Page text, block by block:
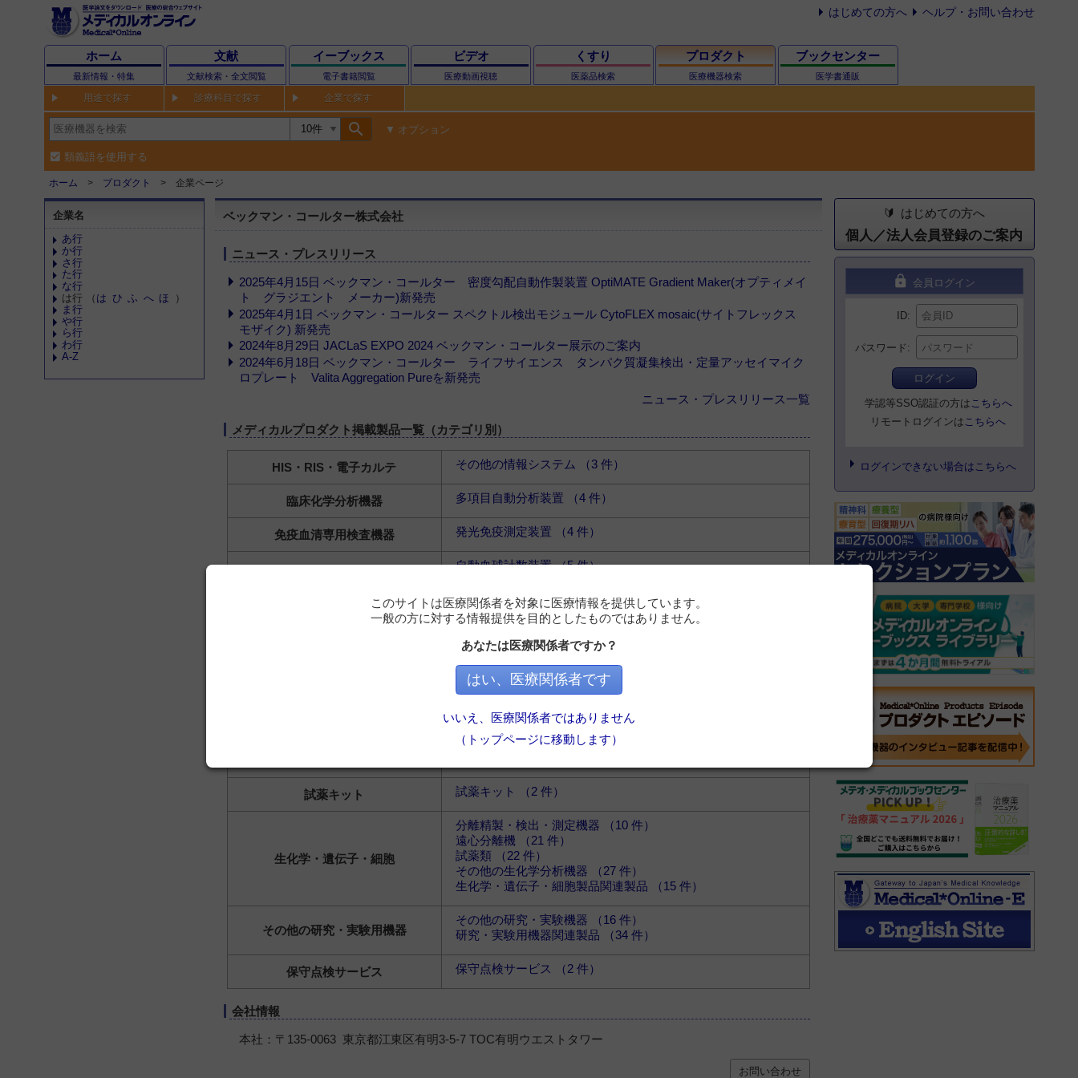
はじめての方へ ヘルプ・お問い合わせ
ホーム
最新情報・特集
文献
文献検索・全文閲覧
イーブックス
電子書籍閲覧
ビデオ
医療動画視聴
くすり
医薬品検索
プロダクト
医療機器検索
ブックセンター
医学書通販
用途で探す 診療科目で探す 企業で探す
search オプション
類義語を使用する
ホーム プロダクト 企業ページ
企業名
あ行
か行
さ行
た行
な行
は行 （ は ひ ふ へ ほ
）
ま行
や行
ら行
わ行
A-Z
ベックマン・コールター株式会社
ニュース・プレスリリース
2025年4月15日 ベックマン・コールター 密度勾配自動作製装置 OptiMATE Gradient Maker(オプティメイ
ト グラジエント メーカー)新発売
2025年4月1日 ベックマン・コールター スペクトル検出モジュール CytoFLEX mosaic(サイトフレックス
モザイク) 新発売
2024年8月29日 JACLaS EXPO 2024 ベックマン・コールター展示のご案内
2024年6月18日 ベックマン・コールター ライフサイエンス タンパク質凝集検出・定量アッセイマイク
ロプレート Valita Aggregation Pureを新発売
ニュース・プレスリリース一覧
メディカルプロダクト掲載製品一覧（カテゴリ別）
HIS・RIS・電子カルテ その他の情報システム （3 件）
臨床化学分析機器 多項目自動分析装置 （4 件）
免疫血清専用検査機器 発光免疫測定装置 （4 件）
自動血球計数装置 （5 件）
全自動輸血検査装置 （1 件）
その他の機器 （4 件）
微生物分類同定装置 （1 件）
血液培養検査装置 （1 件）
その他の機器 （1 件）
遺伝子検査機器 （1 件）
試薬キット 試薬キット （2 件）
生化学・遺伝子・細胞
分離精製・検出・測定機器 （10 件）
遠心分離機 （21 件）
試薬類 （22 件）
その他の生化学分析機器 （27 件）
生化学・遺伝子・細胞製品関連製品 （15 件）
その他の研究・実験用機器
その他の研究・実験機器 （16 件）
研究・実験用機器関連製品 （34 件）
保守点検サービス 保守点検サービス （2 件）
会社情報
本社：〒135-0063 東京都江東区有明3-5-7 TOC有明ウエストタワー
お問い合わせ
はじめての方へ
個人／法人会員登録のご案内
lock 会員ログイン
ID
パスワード
ログイン
学認等SSO認証の方は こちらへ
リモートログインは こちらへ
ログインできない場合はこちらへ
このサイトは医療関係者を対象に医療情報を提供しています。
一般の方に対する情報提供を目的としたものではありません。
あなたは医療関係者ですか？
はい、医療関係者です
いいえ、医療関係者ではありません
（トップページに移動します）